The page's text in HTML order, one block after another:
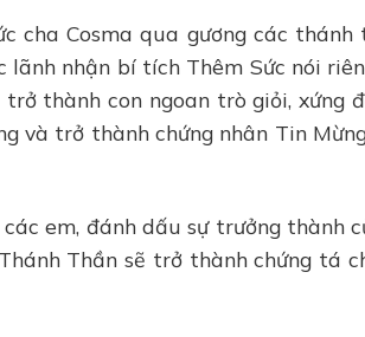
cha Cosma qua gương các thánh
lãnh nhận bí tích Thêm Sức nói
thành con ngoan trò giỏi, xứng
và trở thành chứng nhân Tin
em, đánh dấu sự trưởng thành
Thần sẽ trở thành chứng tá